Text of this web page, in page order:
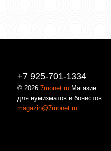
+7 925-701-1334
© 20267monet.ru Магазин
для нумизматов и бонистов
magazin@7monet.ru